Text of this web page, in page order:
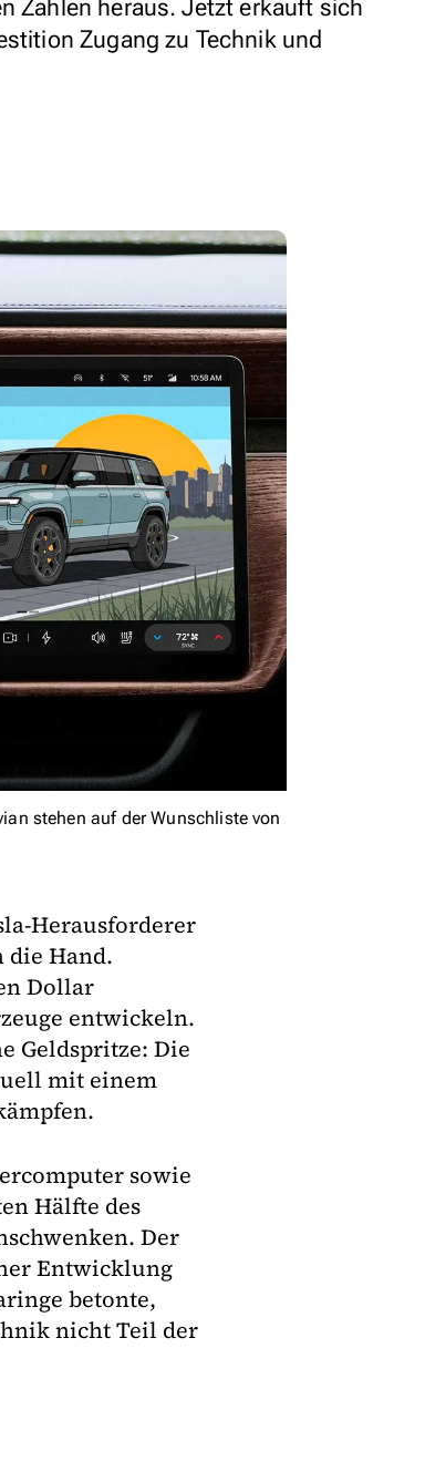
Zahlen heraus. Jetzt erkauft sich
Zugang zu Technik und
stehen auf der Wunschliste von
Herausforderer
Hand.
Dollar
entwickeln.
Geldspritze: Die
mit einem
sowie
Hälfte des
Der
Entwicklung
betonte,
nicht Teil der